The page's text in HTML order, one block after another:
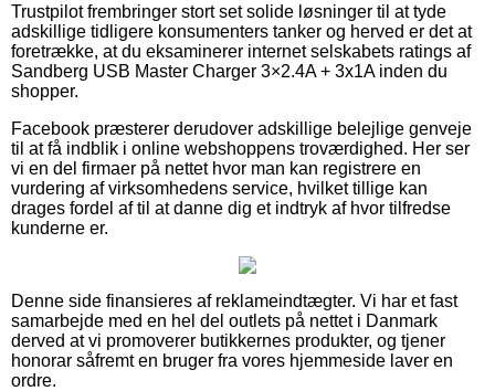
Trustpilot frembringer stort set solide løsninger til at tyde
adskillige tidligere konsumenters tanker og herved er det at
foretrække, at du eksaminerer internet selskabets ratings af
Sandberg USB Master Charger 3×2.4A + 3x1A inden du
shopper.
Facebook præsterer derudover adskillige belejlige genveje
til at få indblik i online webshoppens troværdighed. Her ser
vi en del firmaer på nettet hvor man kan registrere en
vurdering af virksomhedens service, hvilket tillige kan
drages fordel af til at danne dig et indtryk af hvor tilfredse
kunderne er.
Denne side finansieres af reklameindtægter. Vi har et fast
samarbejde med en hel del outlets på nettet i Danmark
derved at vi promoverer butikkernes produkter, og tjener
honorar såfremt en bruger fra vores hjemmeside laver en
ordre.